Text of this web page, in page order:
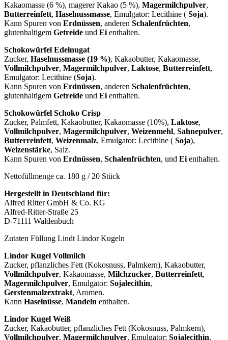
Kakaomasse (6 %), magerer Kakao (5 %), Magermilchpulver,
Butterreinfett, Haselnussmasse, Emulgator: Lecithine ( Soja).
Kann Spuren von Erdnüssen, anderen Schalenfrüchten,
glutenhaltigem Getreide und Ei enthalten.
Schokowürfel Edelnugat
Zucker, Haselnussmasse (19 %), Kakaobutter, Kakaomasse,
Vollmilchpulver, Magermilchpulver, Laktose, Butterreinfett,
Emulgator: Lecithine (Soja).
Kann Spuren von Erdnüssen, anderen Schalenfrüchten,
glutenhaltigem Getreide und Ei enthalten.
Schokowürfel Schoko Crisp
Zucker, Palmfett, Kakaobutter, Kakaomasse (10%), Laktose,
Vollmilchpulver, Magermilchpulver, Weizenmehl, Sahnepulver,
Butterreinfett, Weizenmalz, Emulgator: Lecithine ( Soja),
Weizenstärke, Salz.
Kann Spuren von Erdnüssen, Schalenfrüchten, und Ei enthalten.
Nettofüllmenge ca. 180 g / 20 Stück
Hergestellt in Deutschland für:
Alfred Ritter GmbH & Co. KG
Alfred-Ritter-Straße 25
D-71111 Waldenbuch
Zutaten Füllung Lindt Lindor Kugeln
Lindor Kugel Vollmilch
Zucker, pflanzliches Fett (Kokosnuss, Palmkern), Kakaobutter,
Vollmilchpulver, Kakaomasse, Milchzucker, Butterreinfett,
Magermilchpulver, Emulgator: Sojalecithin,
Gerstenmalzextrakt, Aromen.
Kann Haselnüsse, Mandeln enthalten.
Lindor Kugel Weiß
Zucker, Kakaobutter, pflanzliches Fett (Kokosnuss, Palmkern),
Vollmilchpulver, Magermilchpulver, Emulgator: Sojalecithin,